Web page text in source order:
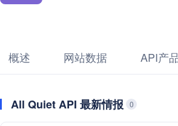
概述 网站数据 API产
All Quiet API 最新情报 0